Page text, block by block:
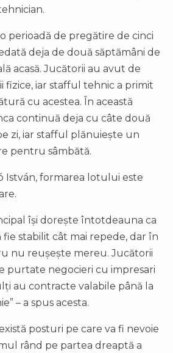
perioadă de pregătire de cinci
deja de două săptămâni de
acasă. Jucătorii au avut de
fizice, iar stafful tehnic a primit
cu acestea. În această
continuă deja cu câte două
zi, iar stafful plănuiește un
pentru sâmbătă.
István, formarea lotului este
își dorește întotdeauna ca
stabilit cât mai repede, dar în
nu reușește mereu. Jucătorii
purtate negocieri cu impresari
au contracte valabile până la
– a spus acesta.
posturi pe care va fi nevoie
rând pe partea dreaptă a